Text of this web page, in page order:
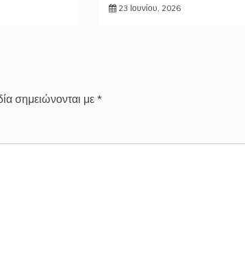
23 Ιουνίου, 2026
σημειώνονται με*